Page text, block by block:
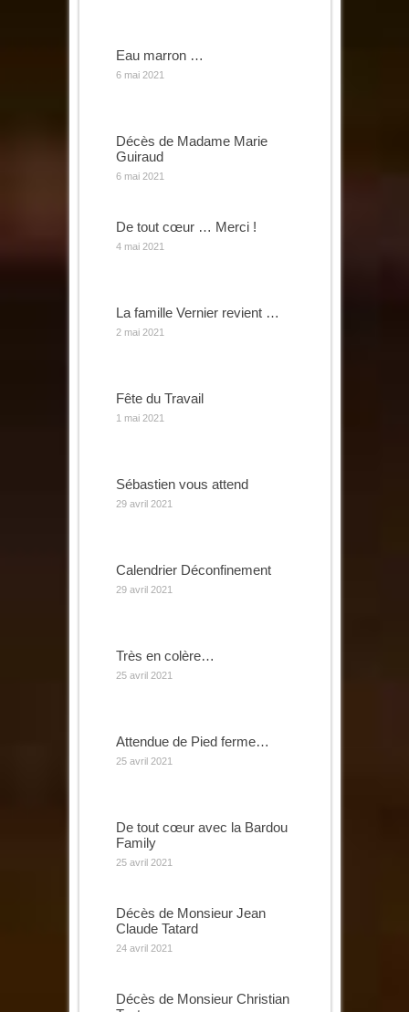
Eau marron …
6 mai 2021
Décès de Madame Marie
Guiraud
6 mai 2021
De tout cœur … Merci !
4 mai 2021
La famille Vernier revient …
2 mai 2021
Fête du Travail
1 mai 2021
Sébastien vous attend
29 avril 2021
Calendrier Déconfinement
29 avril 2021
Très en colère…
25 avril 2021
Attendue de Pied ferme…
25 avril 2021
De tout cœur avec la Bardou
Family
25 avril 2021
Décès de Monsieur Jean
Claude Tatard
24 avril 2021
Décès de Monsieur Christian